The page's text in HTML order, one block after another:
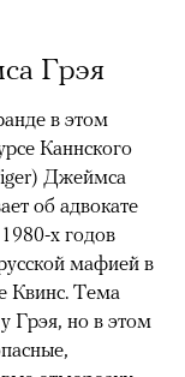
Грэя
в этом
Каннского
Джеймса
об адвокате
х годов
мафией в
Квинс. Тема
Грэя, но в этом